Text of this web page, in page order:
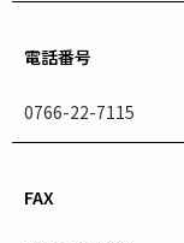
電話番号
0766-22-7115
FAX